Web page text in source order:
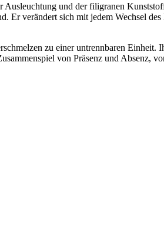
und der filigranen
Er verändert sich mit jedem Wechsel
zu einer untrennbaren Einheit.
von Präsenz und Absenz,